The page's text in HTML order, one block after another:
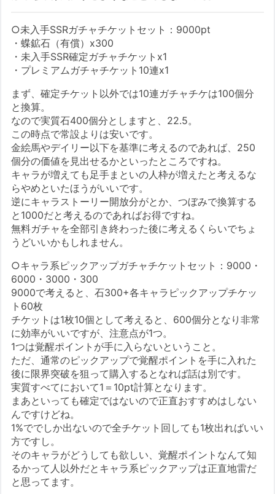
○未入手SSRガチャチケットセット：9000pt
・蝶鉱石（有償）x300
・未入手SSR確定ガチャチケットx1
・プレミアムガチャチケット10連x1
まず、確定チケット以外では10連ガチャチケは100個分
と換算。
なので実質石400個分としますと、22.5。
この時点で常設よりは安いです。
金絵馬やデイリー以下を基準に考えるのであれば、250
個分の価値を見出せるかといったところですね。
キャラが増えても足手まといの人枠が増えたと考えるな
らやめといたほうがいいです。
逆にキャラストーリー開放分がとか、つぼみで換算する
と1000だと考えるのであればお得ですね。
無料ガチャを全部引き終わった後に考えるくらいでちょ
うどいいかもしれません。
○キャラ系ピックアップガチャチケットセット：9000・
6000・3000・300
9000で考えると、石300+各キャラピックアップチケッ
ト60枚
チケットは1枚10個として考えると、600個分となり非常
に効率がいいですが、注意点が1つ。
1つは覚醒ポイントが手に入らないということ。
ただ、通常のピックアップで覚醒ポイントを手に入れた
後に限界突破を狙って購入するとなれば話は別です。
実質すべてにおいて1＝10pt計算となります。
まあといっても確定ではないので正直おすすめはしない
んですけどね。
1%ででしか出ないので全チケット回しても1枚出ればいい
方ですし。
そのキャラがどうしても欲しい、覚醒ポイントなんて知
るかって人以外だとキャラ系ピックアップは正直地雷だ
と思ってます。